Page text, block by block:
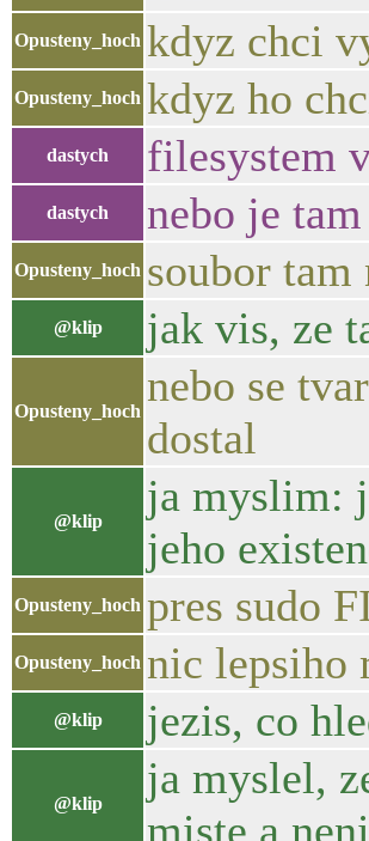
Opusteny_hoch kdyz chci
Opusteny_hoch kdyz ho
dastych filesystem
dastych nebo je
Opusteny_hoch soubor
@klip jak vis, ze
Opusteny_hoch
nebo se
dostal
@klip
ja myslim:
jeho
Opusteny_hoch pres sudo
Opusteny_hoch nic lepsiho
@klip jezis, co
@klip
ja myslel,
miste a